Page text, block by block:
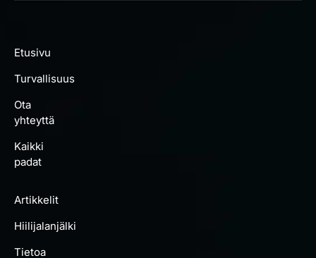
Etusivu
Turvallisuus
Ota
yhteyttä
Kaikki
padat
Artikkelit
Hiilijalanjälki
Tietoa